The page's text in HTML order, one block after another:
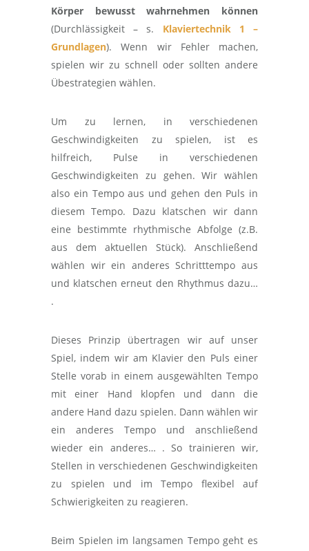
Körper bewusst wahrnehmen können
(Durchlässigkeit – s.
Klaviertechnik 1 –
Grundlagen). Wenn wir Fehler machen,
spielen wir zu schnell oder sollten andere
Übestrategien wählen.
Um zu lernen, in verschiedenen
Geschwindigkeiten zu spielen, ist es
hilfreich, Pulse in verschiedenen
Geschwindigkeiten zu gehen. Wir wählen
also ein Tempo aus und gehen den Puls in
diesem Tempo. Dazu klatschen wir dann
eine bestimmte rhythmische Abfolge (z.B.
aus dem aktuellen Stück). Anschließend
wählen wir ein anderes Schritttempo aus
und klatschen erneut den Rhythmus dazu…
.
Dieses Prinzip übertragen wir auf unser
Spiel, indem wir am Klavier den Puls einer
Stelle vorab in einem ausgewählten Tempo
mit einer Hand klopfen und dann die
andere Hand dazu spielen. Dann wählen wir
ein anderes Tempo und anschließend
wieder ein anderes… . So trainieren wir,
Stellen in verschiedenen Geschwindigkeiten
zu spielen und im Tempo flexibel auf
Schwierigkeiten zu reagieren.
Beim Spielen im langsamen Tempo geht es